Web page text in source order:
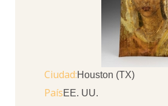
Ciudad Houston (TX)
PaísEE. UU.